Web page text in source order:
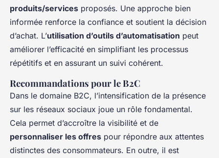
produits/services proposés. Une approche bien
informée renforce la confiance et soutient la décision
d’achat. L’utilisation d’outils d’automatisation peut
améliorer l’efficacité en simplifiant les processus
répétitifs et en assurant un suivi cohérent.
Recommandations pour le B2C
Dans le domaine B2C, l’intensification de la présence
sur les réseaux sociaux joue un rôle fondamental.
Cela permet d’accroître la visibilité et de
personnaliser les offres pour répondre aux attentes
distinctes des consommateurs. En outre, il est